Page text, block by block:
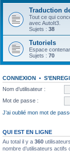
Traduction
Tout ce qui
avec AutoIt3.
Sujets : 38
Tutoriels
Espace
Sujets : 70
CONNEXION •
Nom d’utilisateur :
Mot de passe :
J’ai oublié mon mot de
QUI EST EN LIGNE
Au total il y a 360
nombre d’utilisateurs